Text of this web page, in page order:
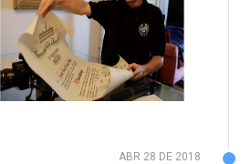
ABR 28 DE 2018